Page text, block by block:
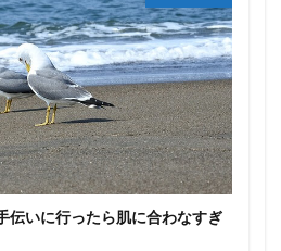
伝いに行ったら肌に合わなすぎ